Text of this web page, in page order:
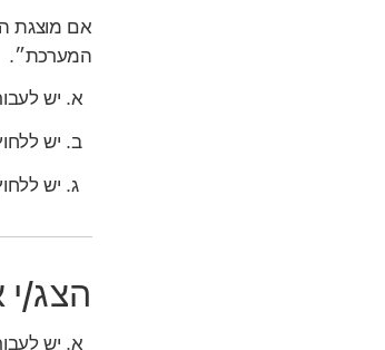
אם מוצגת
המערכת״.
יש
יש
יש
הצג/
יש